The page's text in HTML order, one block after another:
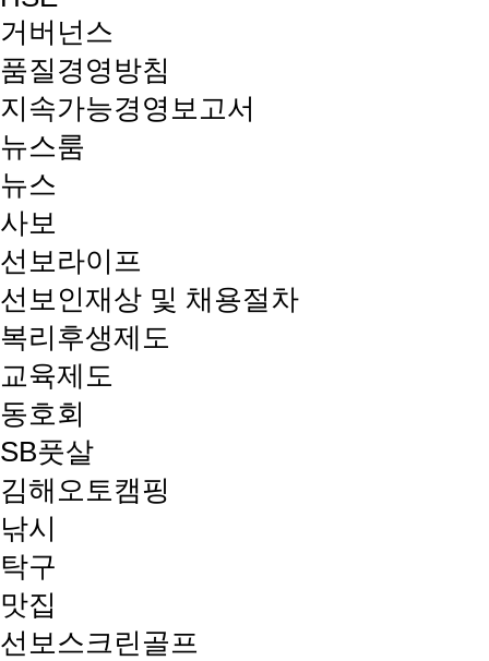
거버넌스
품질경영방침
지속가능경영보고서
뉴스룸
뉴스
사보
선보라이프
선보인재상 및 채용절차
복리후생제도
교육제도
동호회
SB풋살
김해오토캠핑
낚시
탁구
맛집
선보스크린골프